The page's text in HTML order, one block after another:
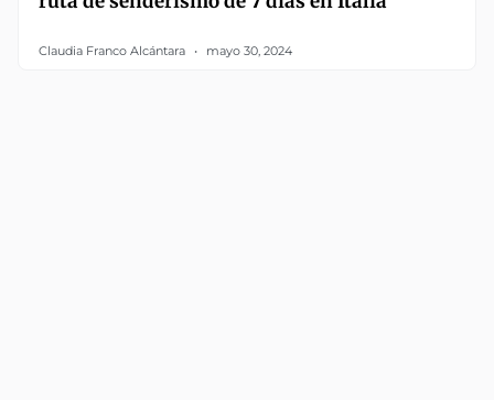
Claudia Franco Alcántara mayo 30, 2024